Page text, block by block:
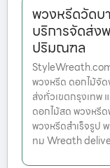
พวงหรีดวัดบ
บริการจัดส่ง
ปริมณฑล
พวงหรีด ดอกไม้จั
ส่งทั่วเขตกรุงเทพ
ดอกไม้สด พวงหรี
พวงหรีดสำเร็จรูป
ทม Wreath